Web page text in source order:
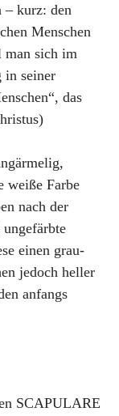
– kurz: den
Menschen
man sich im
in seiner
das
weiße Farbe
nach der
einen grau-
jedoch heller
anfangs
SCAPULARE